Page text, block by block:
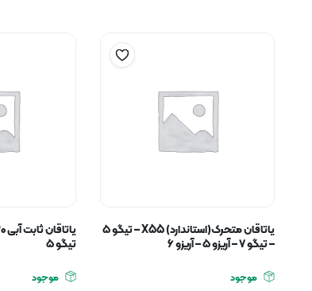
یاتاقان متحرک(استاندارد) X55 – تیگو ۵
– تیگو ۷ – آریزو ۵ – آریزو ۶
موجود
تیگو ۵
موجود